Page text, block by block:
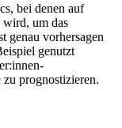
bei denen auf
wird, um das
genau vorhersagen
genutzt
prognostizieren.